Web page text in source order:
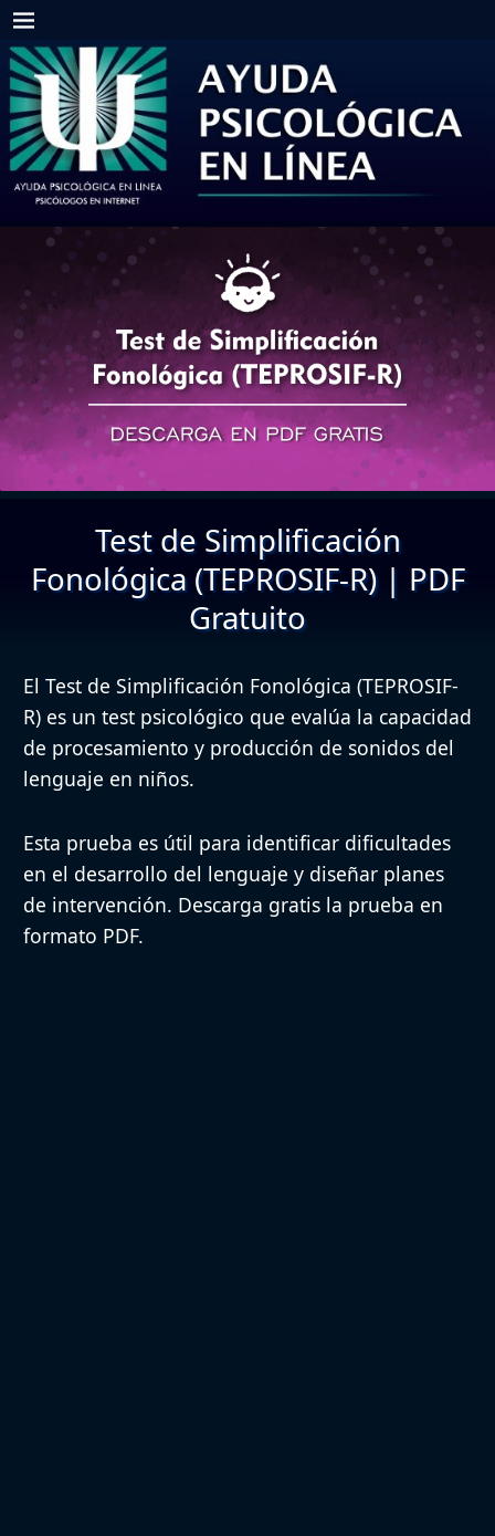
Test de Simplificación
Fonológica (TEPROSIF-R) | PDF
Gratuito
El Test de Simplificación Fonológica (TEPROSIF-
R) es un test psicológico que evalúa la capacidad
de procesamiento y producción de sonidos del
lenguaje en niños.
Esta prueba es útil para identificar dificultades
en el desarrollo del lenguaje y diseñar planes
de intervención. Descarga gratis la prueba en
formato PDF.